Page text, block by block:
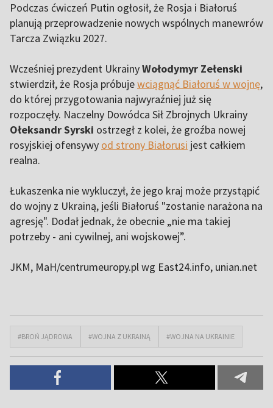
Podczas ćwiczeń Putin ogłosił, że Rosja i Białoruś
planują przeprowadzenie nowych wspólnych manewrów
Tarcza Związku 2027.
Wcześniej prezydent UkrainyWołodymyr Zełenski
stwierdził, że Rosja próbujewciągnąć Białoruś w wojnę,
do której przygotowania najwyraźniej już się
rozpoczęły. Naczelny Dowódca Sił Zbrojnych Ukrainy
Ołeksandr Syrski ostrzegł z kolei, że groźba nowej
rosyjskiej ofensywy od strony Białorusi jest całkiem
realna.
Łukaszenka nie wykluczył, że jego kraj może przystąpić
do wojny z Ukrainą, jeśli Białoruś "zostanie narażona na
agresję". Dodał jednak, że obecnie „nie ma takiej
potrzeby - ani cywilnej, ani wojskowej”.
JKM, MaH/centrumeuropy.pl wg East24.info, unian.net
#BROŃ JĄDROWA #WOJNA Z UKRAINĄ #WOJNA NA UKRAINIE